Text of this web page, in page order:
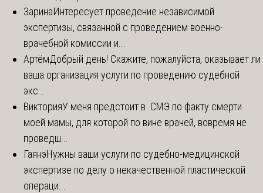
ЗаринаИнтересует проведение независимой
экспертизы, связанной с проведением военно-
врачебной комиссии и...
АртёмДобрый день! Скажите, пожалуйста, оказывает ли
ваша организация услуги по проведению судебной
экс...
ВикторияУ меня предстоит в СМЭ по факту смерти
моей мамы, для которой по вине врачей, вовремя не
проведш...
ГаянэНужны ваши услуги по судебно-медицинской
экспертизе по делу о некачественной пластической
операци...